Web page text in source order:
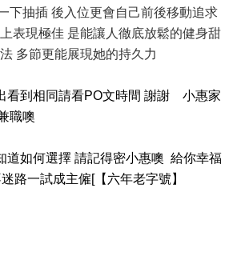
下抽插 後入位更會自己前後移動追求
表現極佳 是能讓人徹底放鬆的健身甜
多節更能展現她的持久力
看到相同請看PO文時間 謝謝 小惠家
職噢
道如何選擇 請記得密小惠噢 給你幸福
路一試成主僱[【六年老字號】